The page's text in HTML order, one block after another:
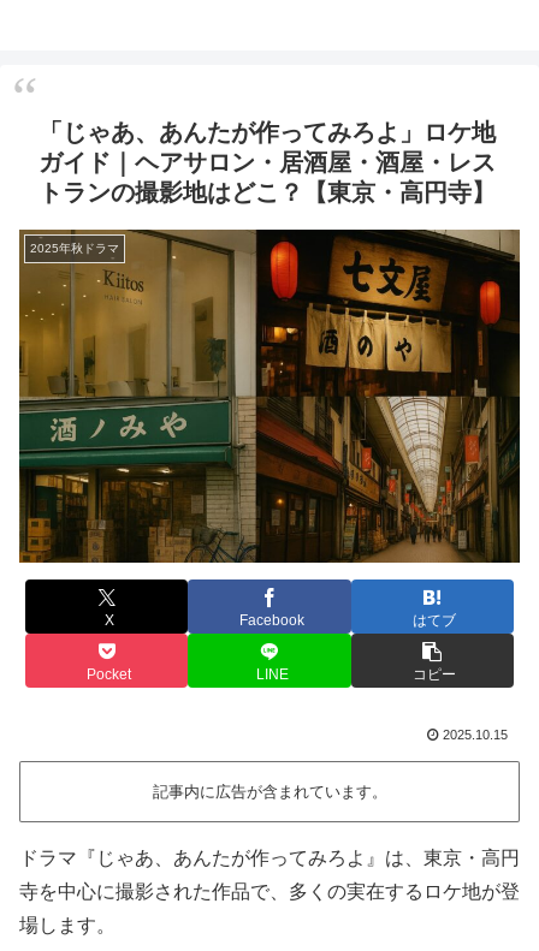
「じゃあ、あんたが作ってみろよ」ロケ地
ガイド｜ヘアサロン・居酒屋・酒屋・レス
トランの撮影地はどこ？【東京・高円寺】
2025年秋ドラマ
X Facebook はてブ
Pocket LINE コピー
2025.10.15
記事内に広告が含まれています。
ドラマ『じゃあ、あんたが作ってみろよ』は、東京・高円
寺を中心に撮影された作品で、多くの実在するロケ地が登
場します。